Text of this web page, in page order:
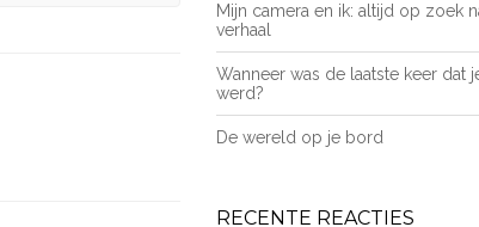
Mijn camera en ik: altijd op zoek
verhaal
Wanneer was de laatste keer dat
werd?
De wereld op je bord
RECENTE REACTIES